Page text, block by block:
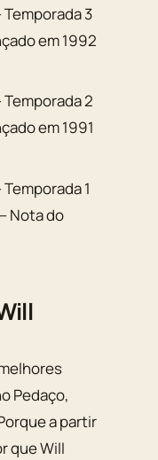
Temporada 3
em 1992
Temporada 2
em 1991
Temporada 1
Nota do
Pedaço,
a partir
que Will